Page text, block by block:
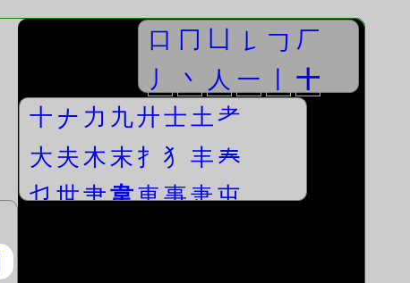
口 冂 凵 𠄌 𠃌 厂
丿
丶 人 一 丨 十
十 𠂇 力 九廾士土耂
大夫木末扌 犭 丰𡗗
乜世肀韋車事疌屯